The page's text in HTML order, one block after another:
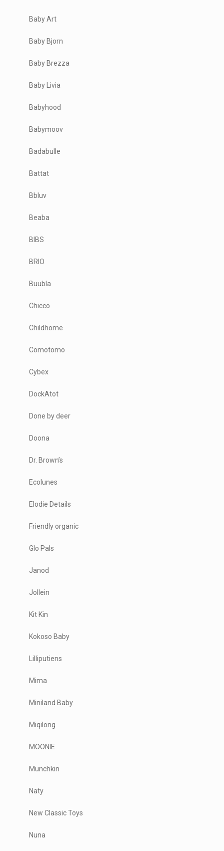
Baby Art
Baby Bjorn
Baby Brezza
Baby Livia
Babyhood
Babymoov
Badabulle
Battat
Bbluv
Beaba
BIBS
BRIO
Buubla
Chicco
Childhome
Comotomo
Cybex
DockAtot
Done by deer
Doona
Dr. Brown’s
Ecolunes
Elodie Details
Friendly organic
Glo Pals
Janod
Jollein
Kit Kin
Kokoso Baby
Lilliputiens
Mima
Miniland Baby
Miqilong
MOONIE
Munchkin
Naty
New Classic Toys
Nuna